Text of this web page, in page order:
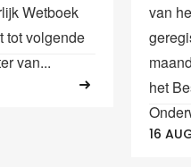
Wetboek
tot volgende
van...
van
het
16